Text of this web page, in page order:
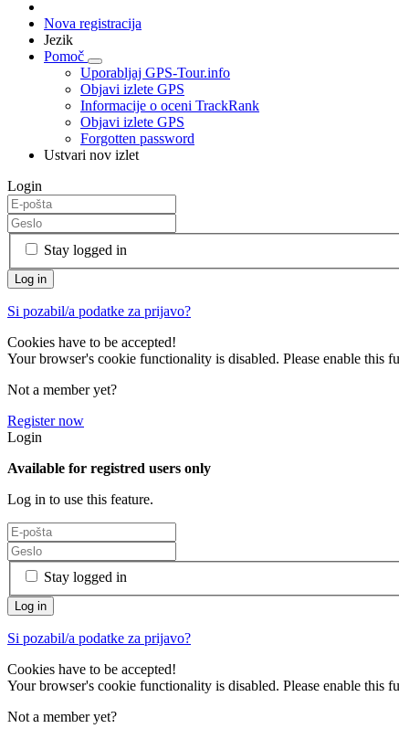
Nova registracija
Jezik
Pomoč
Uporabljaj GPS-Tour.info
Objavi izlete GPS
Informacije o oceni TrackRank
Objavi izlete GPS
Forgotten password
Ustvari nov izlet
Login
Stay logged in
Si pozabil/a podatke za prijavo?
Cookies have to be accepted!
Your browser's cookie functionality is disabled. Please enable this
Not a member yet?
Register now
Login
Available for registred users only
Log in to use this feature.
Stay logged in
Si pozabil/a podatke za prijavo?
Cookies have to be accepted!
Your browser's cookie functionality is disabled. Please enable this
Not a member yet?